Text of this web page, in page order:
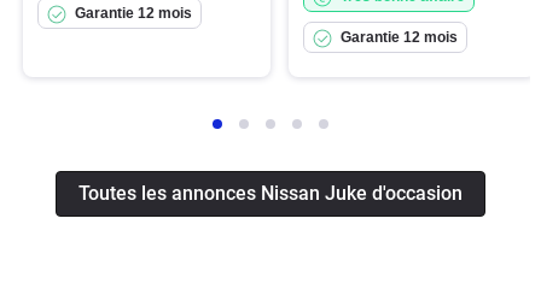
Garantie 12 mois
Garantie 12 mois
Toutes les annonces Nissan Juke d'occasion